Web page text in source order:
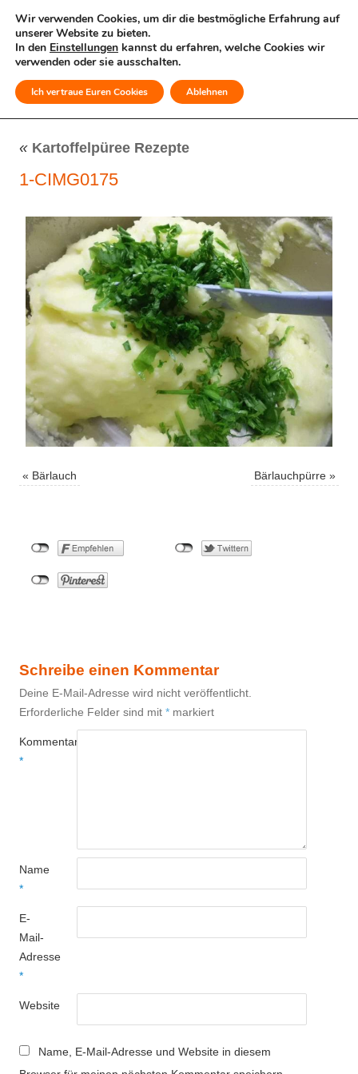
MENÜ
« Kartoffelpüree Rezepte
1-CIMG0175
« Bärlauch Bärlauchpürre »
Schreibe einen Kommentar
Deine E-Mail-Adresse wird nicht veröffentlicht.
Erforderliche Felder sind mit * markiert
Kommentar
*
Name
*
E-
Mail-
Adresse
*
Website
Name, E-Mail-Adresse und Website in diesem
Wir verwenden Cookies, um dir die bestmögliche Erfahrung auf
unserer Website zu bieten.
In den Einstellungen kannst du erfahren, welche Cookies wir
verwenden oder sie ausschalten.
Ich vertraue Euren Cookies Ablehnen